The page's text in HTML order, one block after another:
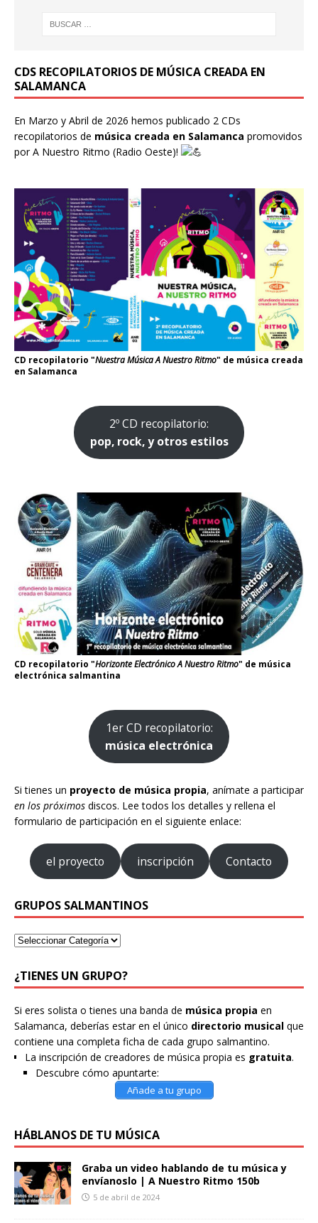
CDS RECOPILATORIOS DE MÚSICA CREADA EN
SALAMANCA
En Marzo y Abril de 2026 hemos publicado 2 CDs
recopilatorios de música creada en Salamanca promovidos
porA Nuestro Ritmo (Radio Oeste)!
CD recopilatorio "Nuestra Música A Nuestro Ritmo" de música creada
en Salamanca
2º CD recopilatorio:
pop, rock, y otros estilos
CD recopilatorio "Horizonte Electrónico A Nuestro Ritmo" de música
electrónica salmantina
1er CD recopilatorio:
música electrónica
Si tienes un proyecto de música propia, anímate a participar
en los próximos discos. Lee todos los detalles y rellena el
formulario de participación en el siguiente enlace:
el proyecto inscripción Contacto
GRUPOS SALMANTINOS
¿TIENES UN GRUPO?
Si eres solista o tienes una banda de música propia en
Salamanca, deberías estar en el único directorio musical que
contiene una completa ficha de cada grupo salmantino.
La inscripción de creadores de música propia es gratuita.
Descubre cómo apuntarte:
Añade a tu grupo
HÁBLANOS DE TU MÚSICA
Graba un video hablando de tu música y
envíanoslo | A Nuestro Ritmo 150b
5 de abril de 2024